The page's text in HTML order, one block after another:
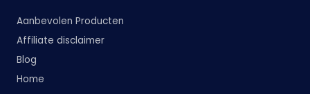
Aanbevolen Producten
Affiliate disclaimer
Blog
Home